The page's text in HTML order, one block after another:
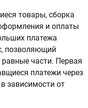
товары, сборка
и оплаты
платежа
позволяющий
равные части. Первая
платежи через
зависимости от